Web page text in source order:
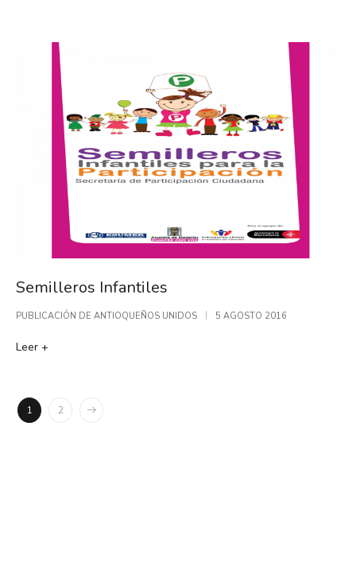
Semilleros Infantiles
PUBLICACIÓN DE ANTIOQUEÑOS UNIDOS 5 AGOSTO 2016
Leer +
1 2